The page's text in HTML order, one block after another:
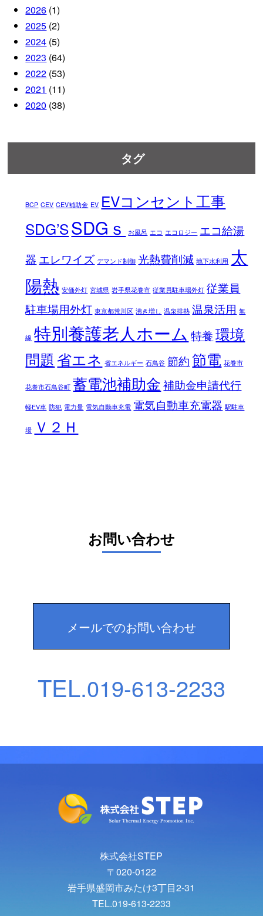
2026 (1)
2025 (2)
2024 (5)
2023 (64)
2022 (53)
2021 (11)
2020 (38)
タグ
BCP CEV CEV補助金 EV EVコンセント工事
SDG’SSDGｓ お風呂 エコ エコロジー エコ給湯
器 エレワイズ デマンド制御 光熱費削減 地下水利用 太
陽熱 安価外灯 宮城県 岩手県花巻市 従業員駐車場外灯 従業員
駐車場用外灯 東京都荒川区 沸き増し 温泉排熱 温泉活用 無
線 特別養護老人ホーム 特養 環境
問題 省エネ 省エネルギー 石鳥谷 節約 節電 花巻市
花巻市石鳥谷町 蓄電池補助金 補助金申請代行
軽EV車 防犯 電力量 電気自動車充電 電気自動車充電器 駅駐車
場 Ｖ２Ｈ
お問い合わせ
メールでのお問い合わせ
TEL.019-613-2233
株式会社STEP
〒020-0122
岩手県盛岡市みたけ3丁目2-31
TEL.019-613-2233